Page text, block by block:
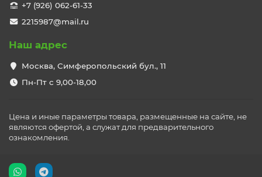
+7 (926) 062-61-33
2215987@mail.ru
Наш адрес
Москва, Симферопольский бул., 11
Пн-Пт с 9,00-18,00
Цена и иные параметры товара, размещенные на сайте, не
являются офертой, а служат для предварительного
ознакомления.